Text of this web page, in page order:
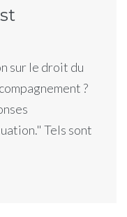
sur le droit du
?
Tels sont